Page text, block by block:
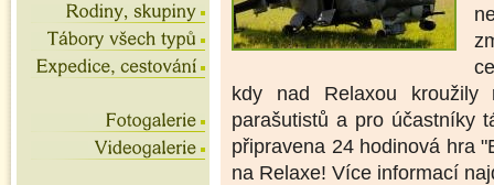
kdy nad Relaxou kroužily
parašutistů a pro účastníky
připravena 24 hodinová hra
na Relaxe! Více informací